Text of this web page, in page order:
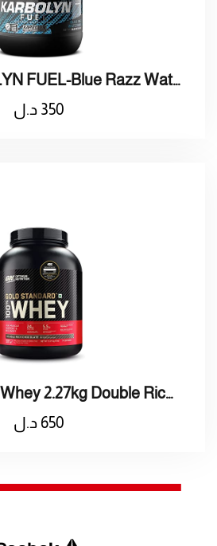
EFX / KARBOLYN FUEL-Blue Razz Watermelon /كربوهيدرات تحسين الاداء بنكهة توت و دلاع
350 د.ل
Gold Standard Whey 2.27kg Double Rich Chocolate
650 د.ل